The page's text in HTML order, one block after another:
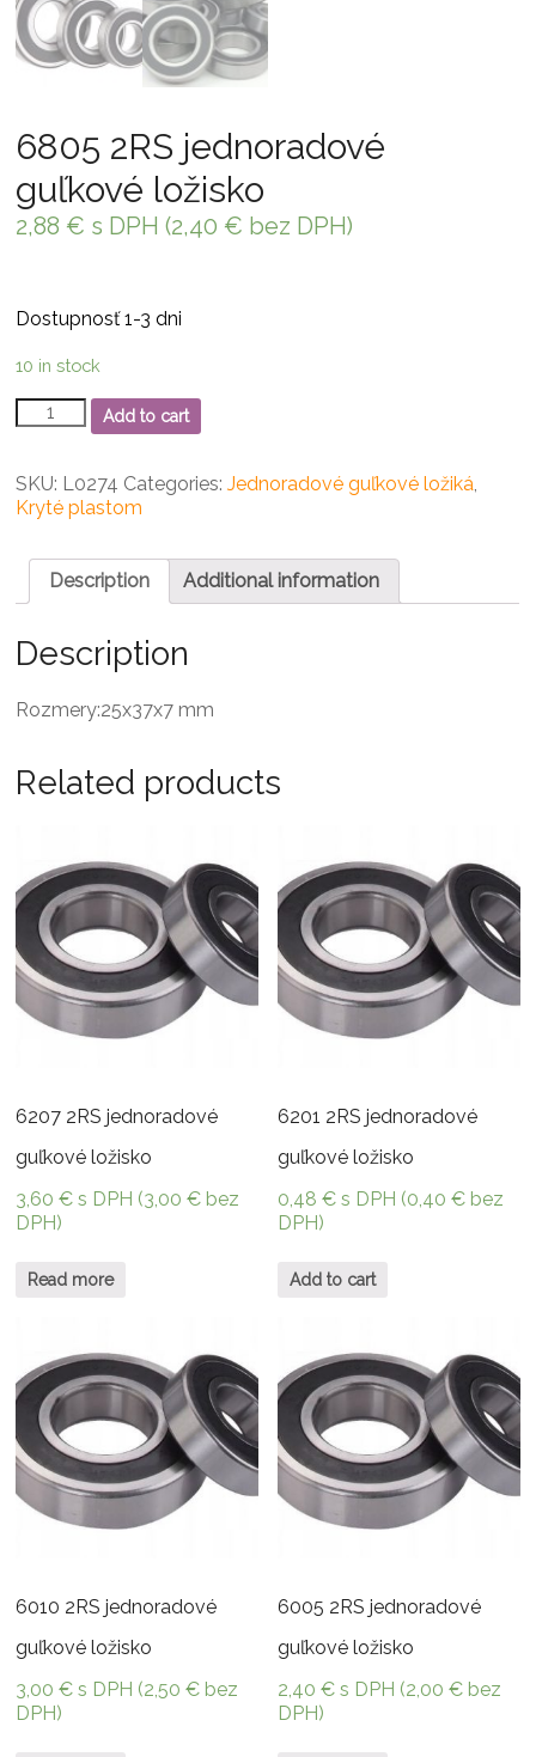
6805 2RS jednoradové
guľkové ložisko
2,88 € s DPH (2,40 € bez DPH)
Dostupnosť 1-3 dni
10 in stock
6805
2RS
guľkové
ložisko
Add to cart
SKU: L0274 Categories:Jednoradové guľkové ložiká
Kryté plastom
Description Additional information
Description
Rozmery:25x37x7 mm
Related products
6207 2RS jednoradové
guľkové ložisko
3,60€ s DPH (3,00€ bez
DPH)
Read more
6201 2RS jednoradové
guľkové ložisko
0,48€ s DPH (0,40€ bez
DPH)
Add to cart
6010 2RS jednoradové
guľkové ložisko
3,00€ s DPH (2,50€ bez
DPH)
6005 2RS jednoradové
guľkové ložisko
2,40€ s DPH (2,00€ bez
DPH)